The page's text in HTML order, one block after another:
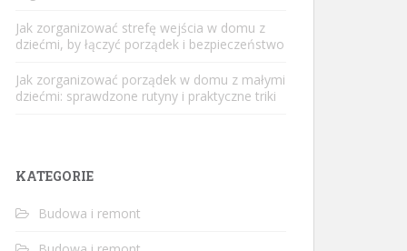
Jak zorganizować strefę wejścia w domu z
dziećmi, by łączyć porządek i bezpieczeństwo
Jak zorganizować porządek w domu z małymi
dziećmi: sprawdzone rutyny i praktyczne triki
KATEGORIE
Budowa i remont